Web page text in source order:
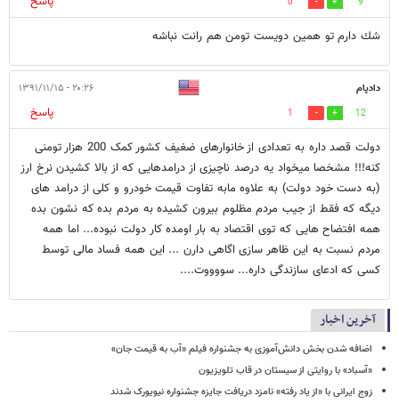
شك دارم تو همين دويست تومن هم رانت نباشه
دادپام ۲۰:۲۶ - ۱۳۹۱/۱۱/۱۵
12
1
پاسخ
دولت قصد داره به تعدادی از خانوارهای ضغیف کشور کمک 200 هزار تومنی
کنه!!! مشخصا میخواد یه درصد ناچیزی از درامدهایی که از بالا کشیدن نرخ ارز
(به دست خود دولت) به علاوه مابه تفاوت قیمت خودرو و کلی از درامد های
دیگه که فقط از جیب مردم مظلوم بیرون کشیده به مردم بده که نشون بده
همه افتضاح هایی که توی اقتصاد به بار اومده کار دولت نبوده... اما همه
مردم نسبت به این ظاهر سازی اگاهی دارن ... این همه فساد مالی توسط
کسی که ادعای سازندگی داره... سووووت....
آخرین اخبار
اضافه شدن بخش دانش‌آموزی به جشنواره فیلم «آب به قیمت جان»
«آسباد» با روایتی از سیستان در قاب تلویزیون
زوج ایرانی با «از یاد رفته» نامزد دریافت جایزه جشنواره نیویورک شدند